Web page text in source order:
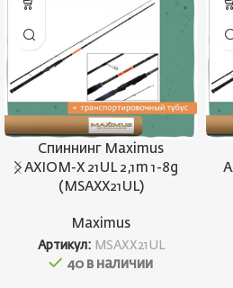
Спиннинг Maximus
AXIOM-X 21UL 2,1m 1-8g
(MSAXX21UL)
Maximus
Артикул: MSAXX21UL
40 в наличии